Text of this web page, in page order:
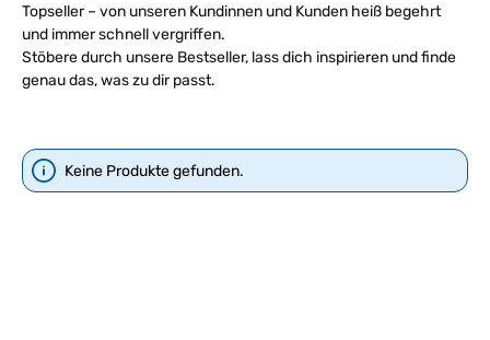
Topseller – von unseren Kundinnen und Kunden heiß begehrt
und immer schnell vergriffen.
Stöbere durch unsere Bestseller, lass dich inspirieren und finde
genau das, was zu dir passt.
Keine Produkte gefunden.